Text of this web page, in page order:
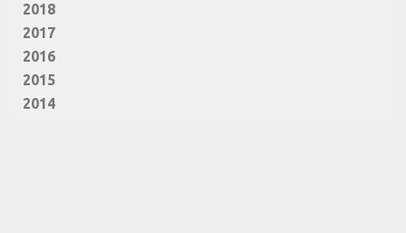
2018
2017
2016
2015
2014